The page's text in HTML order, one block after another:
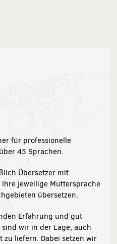
für professionelle
45 Sprachen.
Übersetzer mit
jeweilige Muttersprache
übersetzen.
Erfahrung und gut
wir in der Lage, auch
liefern. Dabei setzen wir